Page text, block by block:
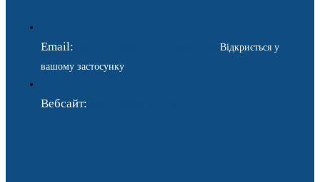
Email:
Відкриється у
вашому застосунку
Вебсайт: